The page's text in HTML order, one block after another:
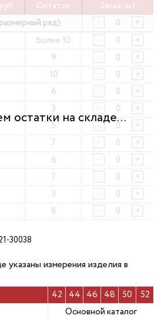
Остаток
Заказ, шт
ряд)
- +
более 10 - +
9 - +
10 - +
6 - +
3 - +
5 - +
7 - +
6 - +
7 - +
3 - +
8 - +
30038
указаны измерения изделия в
42 44 46 48 50
52
Основной каталог